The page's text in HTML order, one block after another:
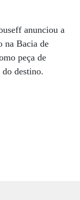
anunciou a
na Bacia de
peça de
destino.